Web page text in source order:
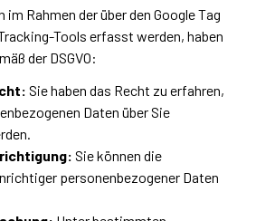
im Rahmen der über den Google Tag
Tools erfasst werden, haben
der DSGVO:
Sie haben das Recht zu erfahren,
Daten über Sie
Sie können die
personenbezogener Daten